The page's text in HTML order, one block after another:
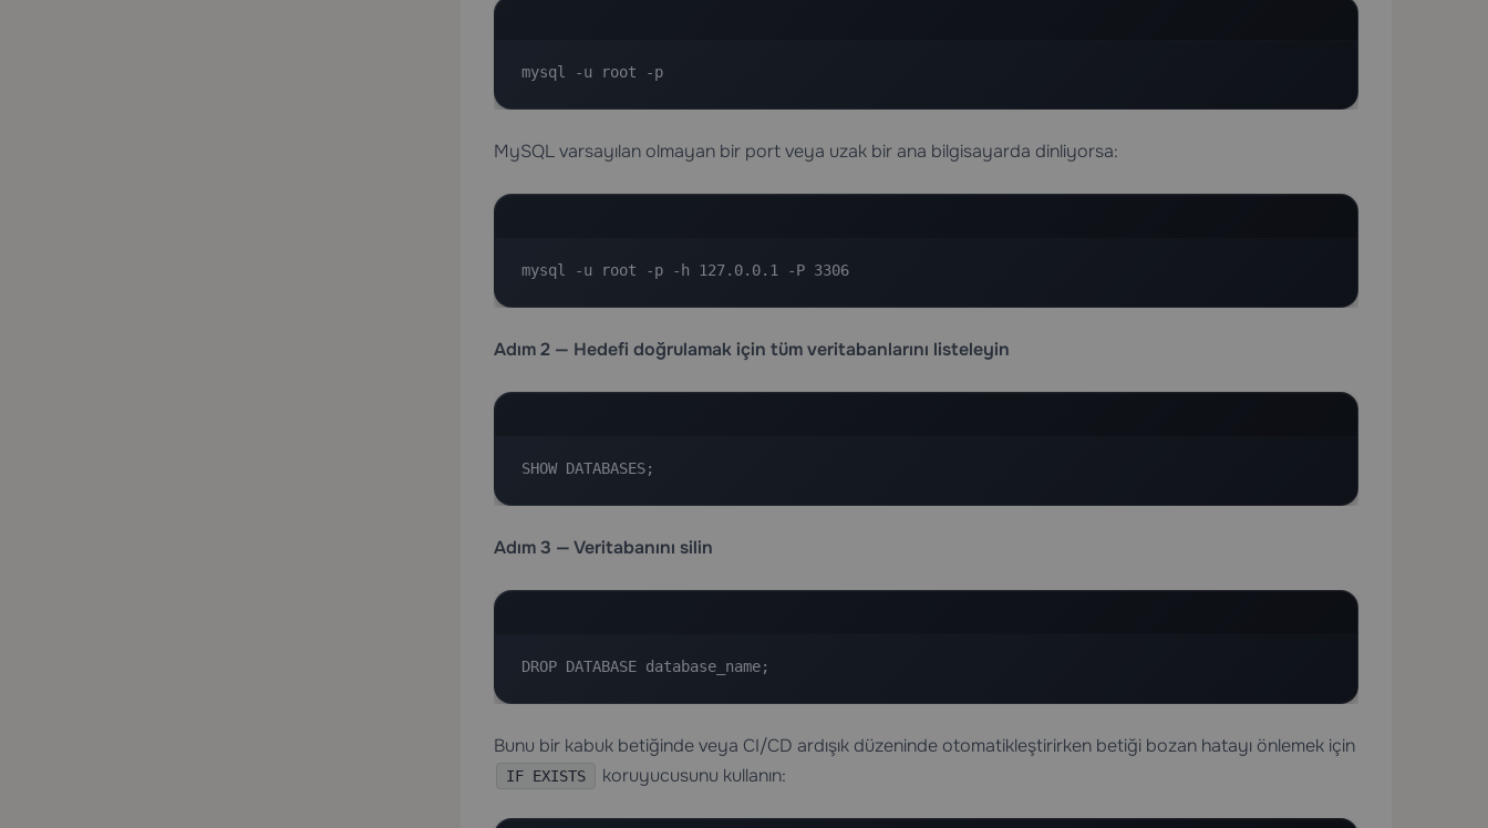
mysql -u root -p
MySQL varsayılan olmayan bir port veya uzak bir ana bilgisayarda dinliyorsa:
mysql -u root -p -h 127.0.0.1 -P 3306
Adım 2 — Hedefi doğrulamak için tüm veritabanlarını listeleyin
SHOW DATABASES;
Adım 3 — Veritabanını silin
DROP DATABASE database_name;
Bunu bir kabuk betiğinde veya CI/CD ardışık düzeninde otomatikleştirirken betiği bozan hatayı önlemek için
IF EXISTS koruyucusunu kullanın: